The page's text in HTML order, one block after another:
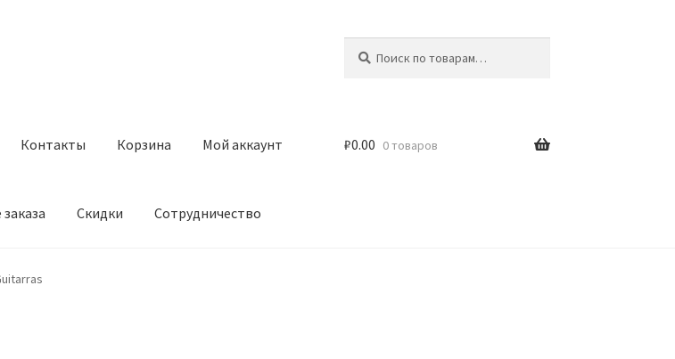
Контакты Корзина Мой аккаунт
Скидки Сотрудничество
Корзина
₽0.00 0 товаров